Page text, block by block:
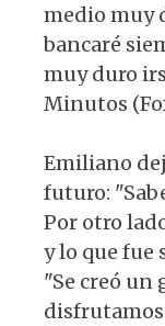
medio muy
bancaré
muy duro
Minutos
Emiliano
futuro:
Por otro
y lo que fue
"Se creó un
disfrutamos